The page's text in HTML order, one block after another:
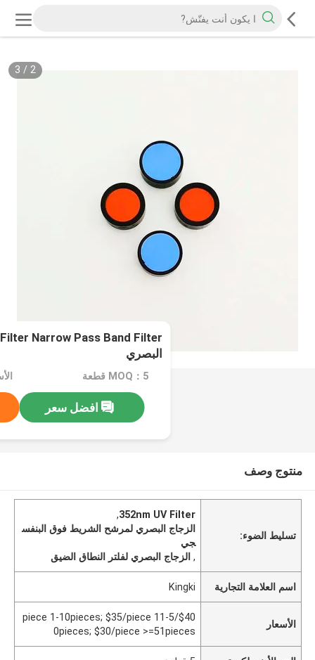
2
/
3
البصري
MOQ：5 قطعة
افضل سعر
منتوج وصف
تسليط الضوء:
352nm UV Filter
,
الزجاج البصري لمرشح الشريط فوق البنفس
جي
,الزجاج البصري لفلتر النطاق الضيق
اسم العلامة التجارية Kingki
الأسعار
$40/piece 1-10pieces; $35/piece 11-5
0pieces; $30/piece >=51pieces